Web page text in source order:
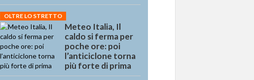
OLTRE LO STRETTO
Meteo Italia, Il
caldo si ferma per
poche ore: poi
l’anticiclone torna
più forte di prima